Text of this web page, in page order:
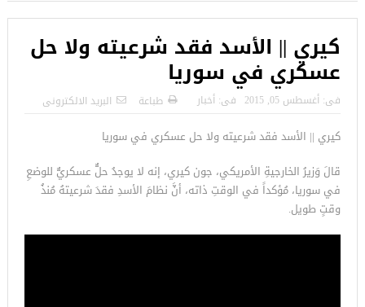
كيري || الأسد فقد شرعيته ولا حل
عسكري في سوريا
فى: أغسطس 05, 2015 فى: أخبار طباعة البريد الالكترونى
كيري || الأسد فقد شرعيته ولا حل عسكري في سوريا
قالَ وَزيرُ الخارجيةِ الأمريكي، جون كيري، إنه لا يوجدُ حلٌّ عسكريٌّ للوضعِ
في سوريا، مُؤكداً في الوقتِ ذاته، أنَّ نظامَ الأسدِ فقدَ شرعيتهُ مُنذُ
وقتٍ طويل.